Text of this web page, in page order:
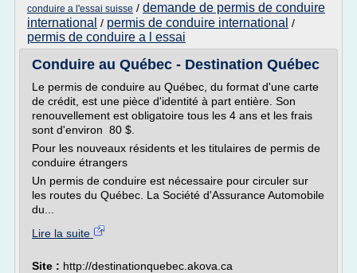
conduire a l'essai suisse / demande de permis de conduire
international / permis de conduire international /
permis de conduire a l essai
Conduire au Québec - Destination Québec
Le permis de conduire au Québec, du format d'une carte
de crédit, est une pièce d'identité à part entière. Son
renouvellement est obligatoire tous les 4 ans et les frais
sont d'environ 80 $.
Pour les nouveaux résidents et les titulaires de permis de
conduire étrangers
Un permis de conduire est nécessaire pour circuler sur
les routes du Québec. La Société d'Assurance Automobile
du...
Lire la suite
Site : http://destinationquebec.akova.ca